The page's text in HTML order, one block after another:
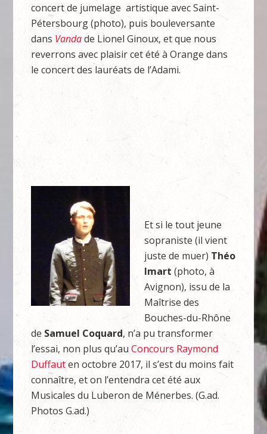
concert de jumelage artistique avec Saint-
Pétersbourg (photo), puis bouleversante
dans Vandade Lionel Ginoux, et que nous
reverrons avec plaisir cet été à Orange dans
le concert des lauréats de l’Adami.
Et si le tout jeune
sopraniste (il vient
juste de muer) Théo
Imart(photo, à
Avignon), issu de la
Maîtrise des
Bouches-du-Rhône
de Samuel Coquard, n’a pu transformer
l’essai, non plus qu’auConcours Raymond
Duffauten octobre 2017, il s’est du moins fait
connaître, et on l’entendra cet été aux
Musicales du Luberon de Ménerbes. (G.ad.
Photos G.ad.)